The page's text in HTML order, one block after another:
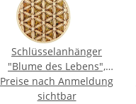
Schlüsselanhänger
"Blume des Lebens",
ca. d 43 mm,
Bernstein/Birkenholz
Preise nach Anmeldung
sichtbar